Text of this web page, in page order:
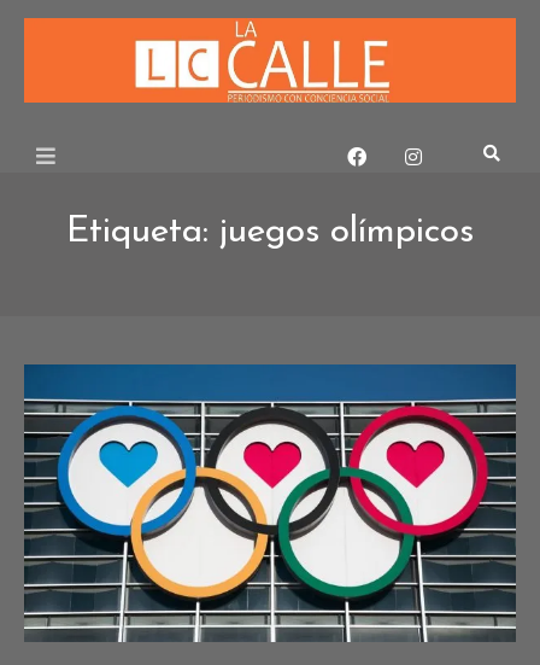
Skip
Etiqueta: juegos olímpicos
Imagen creada con IA